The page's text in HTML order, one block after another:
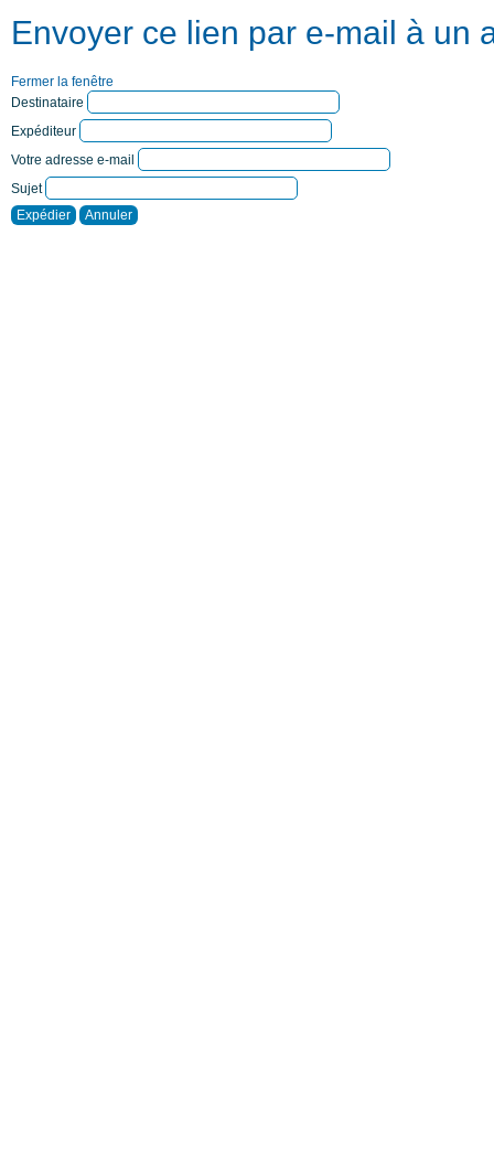
Envoyer ce lien par e-mail à un
Fermer la fenêtre
Destinataire
Expéditeur
Votre adresse e-mail
Sujet
Expédier
Annuler